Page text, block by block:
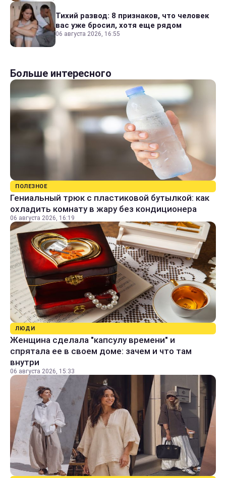
Тихий развод: 8 признаков, что человек
вас уже бросил, хотя еще рядом
06 августа 2026, 16:55
Больше интересного
ПОЛЕЗНОЕ
Гениальный трюк с пластиковой бутылкой: как
охладить комнату в жару без кондиционера
06 августа 2026, 16:19
ЛЮДИ
Женщина сделала "капсулу времени" и
спрятала ее в своем доме: зачем и что там
внутри
06 августа 2026, 15:33